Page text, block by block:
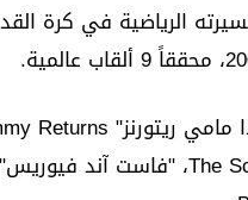
وبدأ مسيرته الرياضية في